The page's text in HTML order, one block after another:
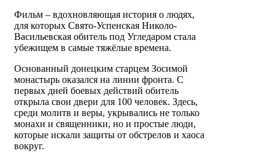
Фильм – вдохновляющая история о людях,
для которых Свято-Успенская Николо-
Васильевская обитель под Угледаром стала
убежищем в самые тяжёлые времена.
Основанный донецким старцем Зосимой
монастырь оказался на линии фронта. С
первых дней боевых действий обитель
открыла свои двери для 100 человек. Здесь,
среди молитв и веры, укрывались не только
монахи и священники, но и простые люди,
которые искали защиты от обстрелов и хаоса
вокруг.